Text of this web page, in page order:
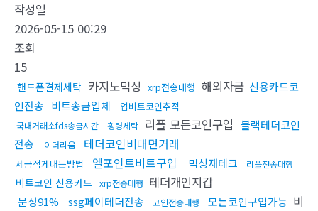
작성일
2026-05-15 00:29
조회
15
핸드폰결제세탁 카지노믹싱 xrp전송대행 해외자금 신용카드코
인전송 비트송금업체 업비트코인추적
국내거래소fds송금시간 횡령세탁 리플 모든코인구입 블랙테더코인
전송
이더리움 테더코인비대면거래
세금적게내는방법 엘포인트비트구입 믹싱재테크 리플전송대행
비트코인 신용카드 xrp전송대행 테더개인지갑
문상91% ssg페이테더전송 코인전송대행 모든코인구입가능 비